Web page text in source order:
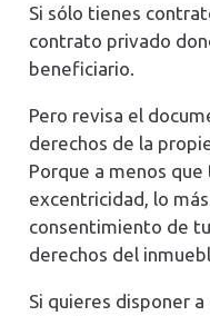
Si sólo tienes
contrato privado
beneficiario.
Pero revisa el
derechos de la
Porque a menos
excentricidad, lo
consentimiento de
derechos del
Si quieres disponer